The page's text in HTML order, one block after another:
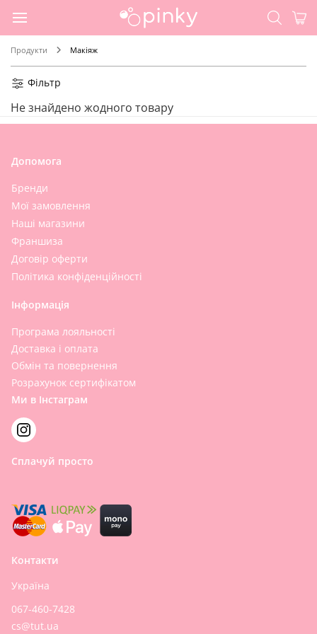
Продукти Макіяж
Фільтр
Не знайдено жодного товару
Допомога
Бренди
Мої замовлення
Наші магазини
Франшиза
Договір оферти
Політика конфіденційності
Інформація
Програма лояльності
Доставка і оплата
Обмін та повернення
Розрахунок сертифікатом
Ми в Інстаграм
Сплачуй просто
Контакти
Україна
067-460-7428
cs@tut.ua